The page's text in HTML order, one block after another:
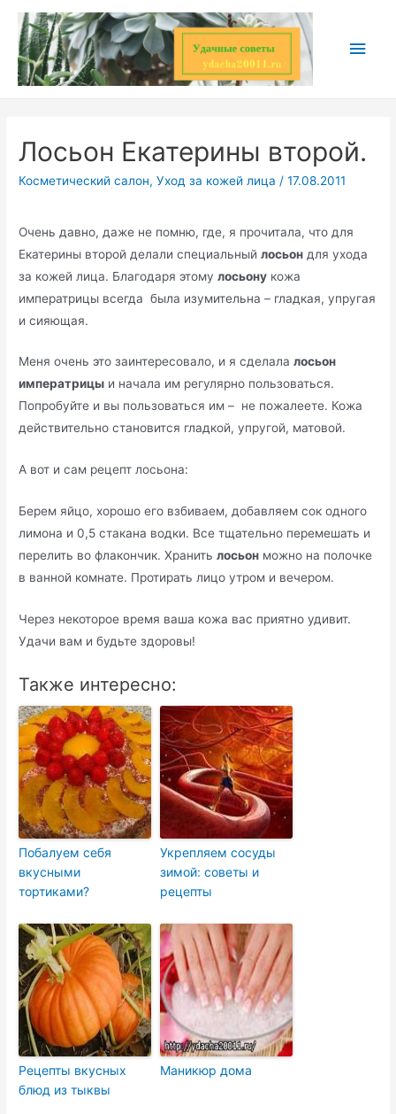
Перейти
содержимому
Лосьон Екатерины второй.
Косметический салон,Уход за кожей лица /17.08.2011
Очень давно, даже не помню, где, я прочитала, что для
Екатерины второй делали специальныйлосьон для ухода
за кожей лица. Благодаря этомулосьону кожа
императрицы всегда была изумительна – гладкая, упругая
и сияющая.
Меня очень это заинтересовало, и я сделалалосьон
императрицы и начала им регулярно пользоваться.
Попробуйте и вы пользоваться им – не пожалеете. Кожа
действительно становится гладкой, упругой, матовой.
А вот и сам рецепт лосьона:
Берем яйцо, хорошо его взбиваем, добавляем сок одного
лимона и 0,5 стакана водки. Все тщательно перемешать и
перелить во флакончик. Хранитьлосьон можно на полочке
в ванной комнате. Протирать лицо утром и вечером.
Через некоторое время ваша кожа вас приятно удивит.
Удачи вам и будьте здоровы!
Также интересно:
Побалуем себя
вкусными
тортиками?
Укрепляем сосуды
зимой: советы и
рецепты
Рецепты вкусных
блюд из тыквы
Маникюр дома